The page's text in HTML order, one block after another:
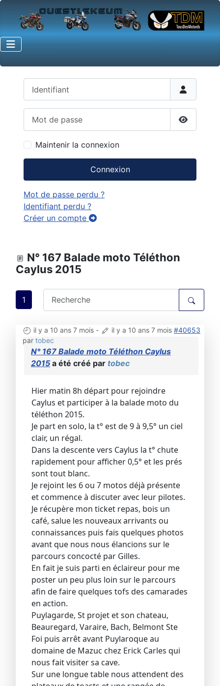
Afficher
Maintenir la connexion
Connexion
Mot de passe perdu ?
Identifiant perdu ?
Créer un compte
N° 167 Balade moto Téléthon
Caylus 2015
1
il y a 10 ans 7 mois - il y a 10 ans 7 mois #40653
par tobec
N° 167 Balade moto Téléthon Caylus
2015 a été créé par tobec
Hier matin 8h départ pour rejoindre
Caylus et participer à la balade moto du
téléthon 2015.
Je part en solo, la t° est de 9 à 9,5° un ciel
clair, un régal.
Dans la descente vers Caylus la t° chute
rapidement pour afficher 0,5° et les prés
sont tout blanc.
Je rejoint les 6 ou 7 motos déjà présente
et commence à discuter avec leur pilotes.
Je récupère mon ticket repas, bois un
café, salue les nouveaux arrivants ou
connaissances puis fais quelques photos
avant que nous nous élancions sur le
parcours concocté par Gilles.
En fait je suis parti en éclaireur pour me
poster un peu plus loin sur le parcours
afin de faire quelques tofs des camarades
en action.
Puylagarde, St projet et son chateau,
Beauregard, Varaire, Bach, Belmont Ste
Foi puis arrêt avant Puylaroque au
domaine de Mazuc chez Erick Carles qui
nous fait visiter sa cave.
Sur une longue table nous attendent des